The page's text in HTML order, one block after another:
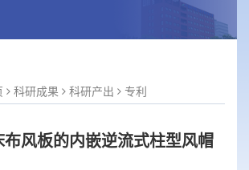
科研成果 科研产出 专利
布风板的内嵌逆流式柱型风帽